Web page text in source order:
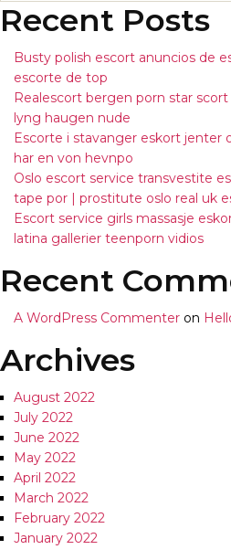
Recent Posts
Busty polish escort anuncios de
escorte de top
Realescort bergen porn star scort
lyng haugen nude
Escorte i stavanger eskort jenter
har en von hevnpo
Oslo escort service transvestite
tape por | prostitute oslo real uk
Escort service girls massasje
latina gallerier teenporn vidios
Recent
A WordPress Commenter on
Archives
August 2022
July 2022
June 2022
May 2022
April 2022
March 2022
February 2022
January 2022